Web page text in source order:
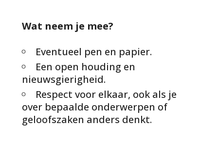
Wat neem je mee?
Eventueel pen en papier.
Een open houding en
nieuwsgierigheid.
Respect voor elkaar, ook als je
over bepaalde onderwerpen of
geloofszaken anders denkt.